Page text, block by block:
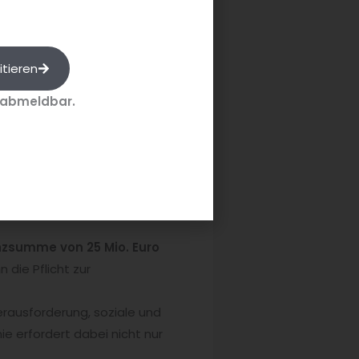
ökologische Aspekte wie
oder auch
müssen die Betriebe
investiert und diese
von 25 Mio. Euro
die Pflicht zur
soziale und
erfordert dabei nicht nur